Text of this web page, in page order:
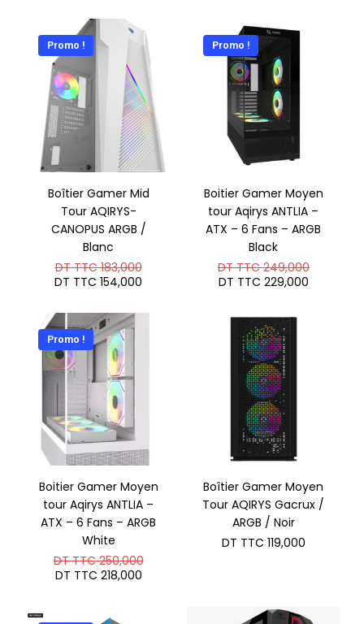
Promo !
Boîtier Gamer Mid
Tour AQIRYS-
CANOPUS ARGB /
Blanc
DT TTC183,000Le
prix
initial
DT
DT TTC 154,000
est :
Promo !
Boitier Gamer Moyen
tour Aqirys ANTLIA –
ATX – 6 Fans – ARGB
Black
DT TTC249,000Le
DT TTC 229,000Le
Promo !
Boitier Gamer Moyen
tour Aqirys ANTLIA –
ATX – 6 Fans – ARGB
White
DT TTC250,000Le
DT TTC 218,000Le
Boîtier Gamer Moyen
Tour AQIRYS Gacrux /
ARGB / Noir
DT TTC 119,000